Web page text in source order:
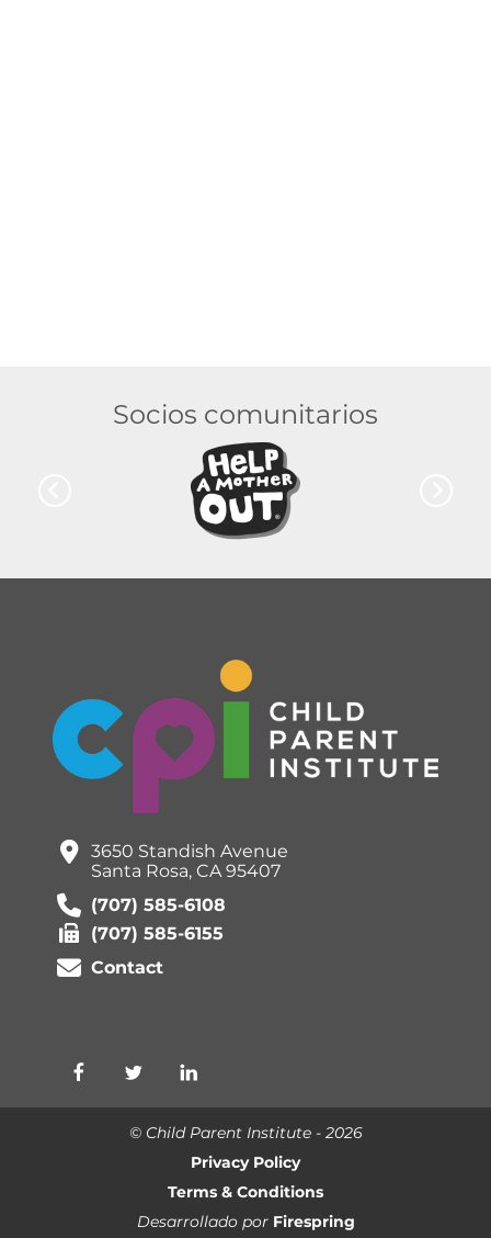
Socios comunitarios
3650 Standish Avenue
Santa Rosa, CA 95407
(707) 585-6108
(707) 585-6155
Contact
© Child Parent Institute - 2026
Privacy Policy
Terms & Conditions
Desarrollado por Firespring